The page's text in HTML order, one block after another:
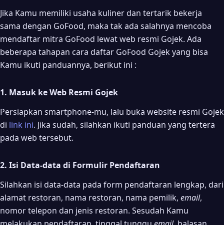
Jika Kamu memiliki usaha kuliner dan tertarik bekerja
sama dengan GoFood, maka tak ada salahnya mencoba
mendaftar mitra GoFood lewat web resmi Gojek. Ada
beberapa tahapan cara daftar GoFood Gojek yang bisa
Kamu ikuti panduannya, berikut ini :
1. Masuk ke Web Resmi Gojek
Persiapkan smartphone-mu, lalu buka website resmi Gojek
di link ini. Jika sudah, silahkan ikuti panduan yang tertera
pada web tersebut.
2. Isi Data-data di Formulir Pendaftaran
Silahkan isi data-data pada form pendaftaran lengkap, dari
alamat restoran, nama restoran, nama pemilik, email,
nomor telepon dan jenis restoran. Sesudah Kamu